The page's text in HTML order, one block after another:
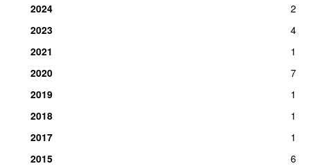
2024
2
2023
4
2021
1
2020
7
2019
1
2018
1
2017
1
2015
6